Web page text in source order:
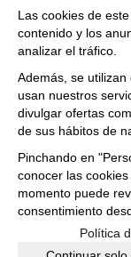
Bienvenido al
musical
música celta.
un símbolo cultural
exploraremos la
características
por qué son un
La Gaita a lo
Orígenes
cuyo origen
Las cookies de
contenido y los
analizar el tráfico.
Además, se
usan nuestros
divulgar ofertas
de sus hábitos de
Pinchando en
conocer las
momento puede
consentimiento
Política